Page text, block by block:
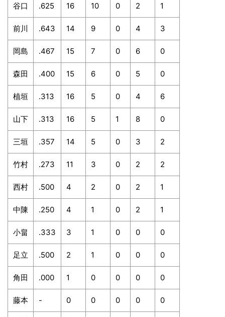
谷口 .625 16 10 0 2 1
前川 .643 14 9 0 4 3
岡島 .467 15 7 0 6 0
森田 .400 15 6 0 5 0
植垣 .313 16 5 0 4 6
山下 .313 16 5 1 8 0
三垣 .357 14 5 0 3 2
竹村 .273 11 3 0 2 2
西村 .500 4 2 0 2 1
中陳 .250 4 1 0 2 1
小畠 .333 3 1 0 0 0
足立 .500 2 1 0 0 0
角田 .000 1 0 0 0 0
藤本 - 0 0 0 0 0